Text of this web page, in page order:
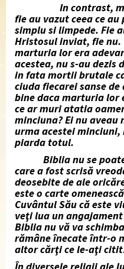
In contrast,
fie au vazut ceea ce
simplu si limpede. Fie
Hristosul inviat, fie nu.
marturia lor era
acestea, nu s-au
in fata mortii brutale
ciuda fiecarei sanse
bine daca marturia lor
ce ar muri atatia
minciuna? Ei nu aveau
urma acestei minciuni,
piarda totul.
Biblia nu se poate
care a fost scrisă
deosebite de ale
este o carte omenească
Cuvântul Său că este
veţi lua un
Biblia nu vă va
rămâne înecate într-o
altor cărţi ce le-aţi